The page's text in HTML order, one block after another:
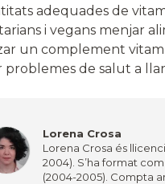
adequades de
i vegans menjar
un complement
problemes de salut a
Lorena Crosa
Lorena Crosa és
2004). S’ha format
(2004-2005). Compta